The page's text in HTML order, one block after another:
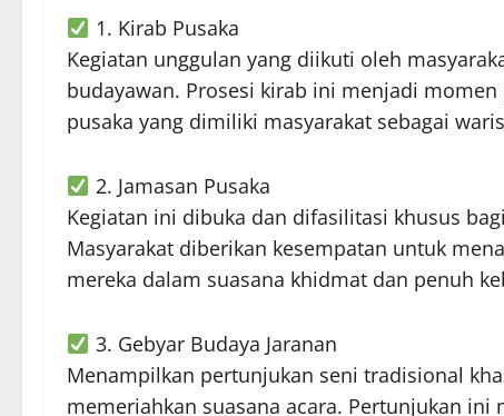
1. Kirab Pusaka
Kegiatan unggulan yang diikuti oleh
budayawan. Prosesi kirab ini menjadi
pusaka yang dimiliki masyarakat sebagai
2. Jamasan Pusaka
Kegiatan ini dibuka dan difasilitasi khusus
Masyarakat diberikan kesempatan untuk
mereka dalam suasana khidmat dan penuh
3. Gebyar Budaya Jaranan
Menampilkan pertunjukan seni tradisional
memeriahkan suasana acara. Pertunjukan